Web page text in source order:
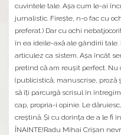
cuvintele tale. Aşa cum le-ai
jurnalistic. Fireşte, n-o fac cu
preferat.) Dar cu ochi
în ea ideile-axă ale gândirii tale.
articulez ca sistem. Aşa încât
pretind că am reuşit perfect.
(publicistică, manuscrise, proză
să îţi parcurgă scrisul în
cap, propria-i opinie. Le
creştină. Şi cu dorinţa de a le fi
ÎNAINTE!Radu Mihai Crişan